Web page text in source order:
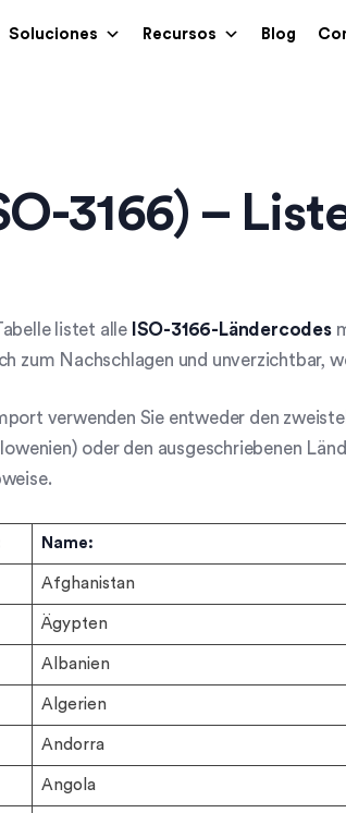
Soluciones Recursos Blog
3166) –
listet alle ISO-3166-Ländercodes
zum Nachschlagen und unverzichtbar,
verwenden Sie entweder den
oder den ausgeschriebenen
Name:
Afghanistan
Ägypten
Albanien
Algerien
Andorra
Angola